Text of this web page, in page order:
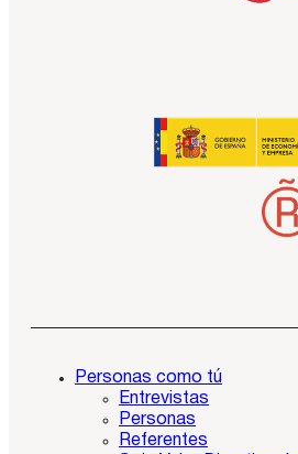
Personas como tú
Entrevistas
Personas
Referentes